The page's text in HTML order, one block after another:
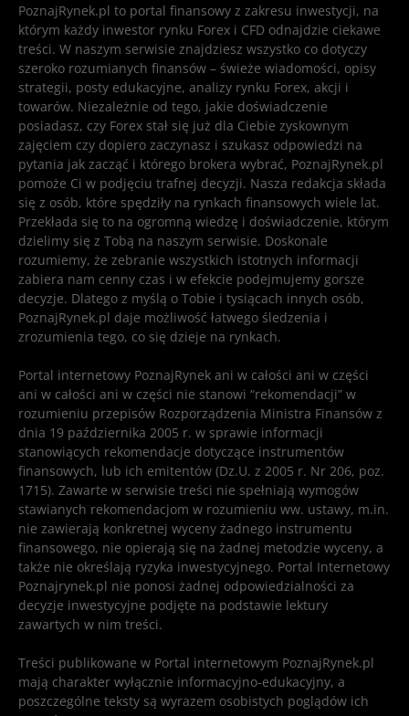
PoznajRynek.pl to portal finansowy z zakresu inwestycji, na
którym każdy inwestor rynku Forex i CFD odnajdzie ciekawe
treści. W naszym serwisie znajdziesz wszystko co dotyczy
szeroko rozumianych finansów – świeże wiadomości, opisy
strategii, posty edukacyjne, analizy rynku Forex, akcji i
towarów. Niezależnie od tego, jakie doświadczenie
posiadasz, czy Forex stał się już dla Ciebie zyskownym
zajęciem czy dopiero zaczynasz i szukasz odpowiedzi na
pytania jak zacząć i którego brokera wybrać, PoznajRynek.pl
pomoże Ci w podjęciu trafnej decyzji. Nasza redakcja składa
się z osób, które spędziły na rynkach finansowych wiele lat.
Przekłada się to na ogromną wiedzę i doświadczenie, którym
dzielimy się z Tobą na naszym serwisie. Doskonale
rozumiemy, że zebranie wszystkich istotnych informacji
zabiera nam cenny czas i w efekcie podejmujemy gorsze
decyzje. Dlatego z myślą o Tobie i tysiącach innych osób,
PoznajRynek.pl daje możliwość łatwego śledzenia i
zrozumienia tego, co się dzieje na rynkach.
Portal internetowy PoznajRynek ani w całości ani w części
ani w całości ani w części nie stanowi “rekomendacji” w
rozumieniu przepisów Rozporządzenia Ministra Finansów z
dnia 19 października 2005 r. w sprawie informacji
stanowiących rekomendacje dotyczące instrumentów
finansowych, lub ich emitentów (Dz.U. z 2005 r. Nr 206, poz.
1715). Zawarte w serwisie treści nie spełniają wymogów
stawianych rekomendacjom w rozumieniu ww. ustawy, m.in.
nie zawierają konkretnej wyceny żadnego instrumentu
finansowego, nie opierają się na żadnej metodzie wyceny, a
także nie określają ryzyka inwestycyjnego. Portal Internetowy
Poznajrynek.pl nie ponosi żadnej odpowiedzialności za
decyzje inwestycyjne podjęte na podstawie lektury
zawartych w nim treści.
Treści publikowane w Portal internetowym PoznajRynek.pl
mają charakter wyłącznie informacyjno-edukacyjny, a
poszczególne teksty są wyrazem osobistych poglądów ich